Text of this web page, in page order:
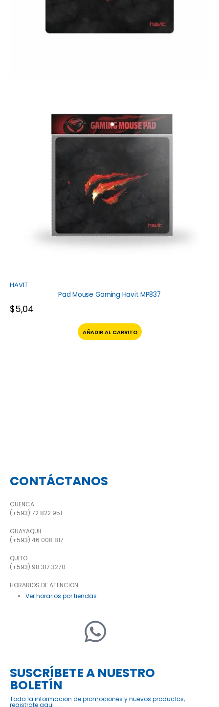
HAVIT
Pad Mouse Gaming Havit MP837
$5,04
AÑADIR AL CARRITO
CONTÁCTANOS
CUENCA
(+593) 72 822 951
GUAYAQUIL
(+593) 46 008 817
QUITO
(+593) 98 317 3270
HORARIOS DE ATENCION
Ver horarios por tiendas
SUSCRÍBETE A NUESTRO
BOLETÍN
Toda la informacion de promociones y nuevos productos,
registrate aqui